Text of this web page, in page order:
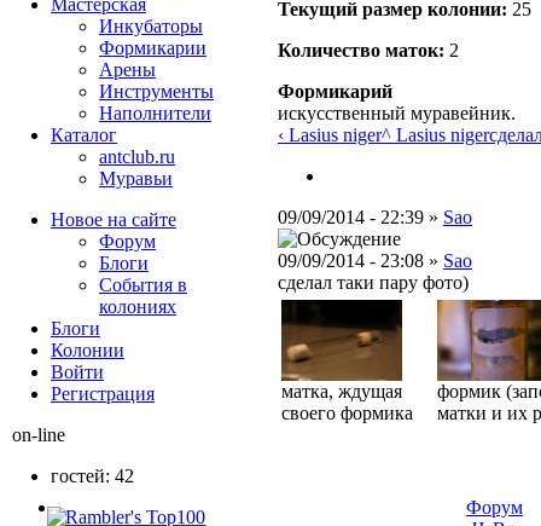
Текущий размер кoлонии: 25
Количество маток: 2
Формикарий
искусственный муравейник.
‹ Lasius niger^ Lasius niger
09/09/2014 - 22:39 » Sao
09/09/2014 - 23:08 » Sao
сделал таки пару фото)
матка, ждущая
своего формика
формик
матки и их
Мастерская
Инкубаторы
Формикарии
Арены
Инструменты
Наполнители
Каталог
antclub.ru
Муравьи
Новое на сайте
Форум
Блоги
События в
колониях
Блоги
Колонии
Войти
Peгиcтpaция
on-line
гостей: 42
Форум